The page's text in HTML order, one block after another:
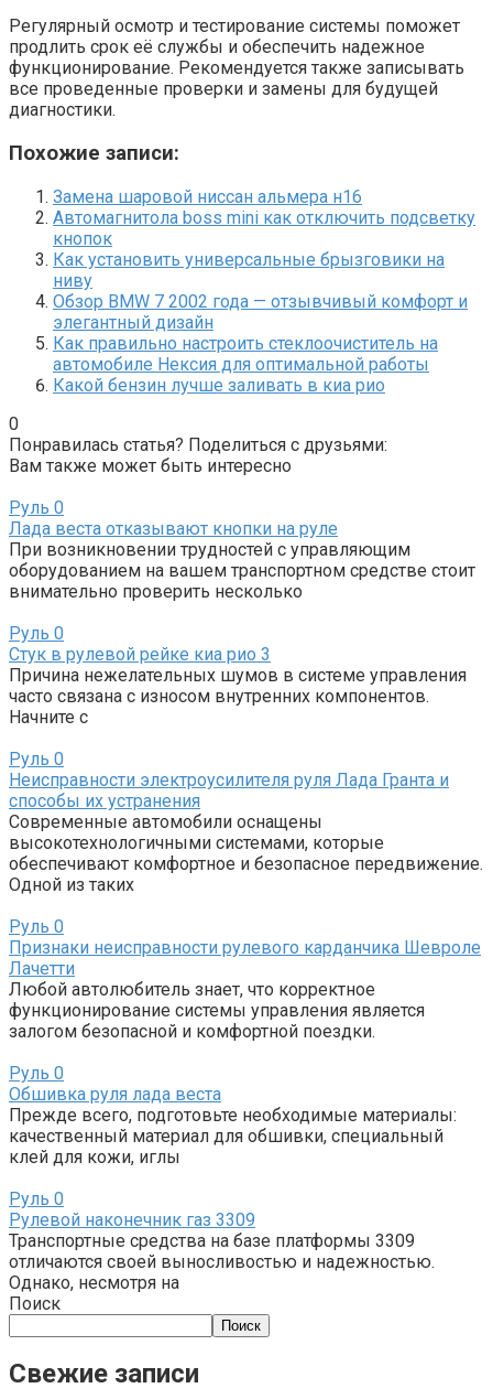
Регулярный осмотр и тестирование системы поможет
продлить срок её службы и обеспечить надежное
функционирование. Рекомендуется также записывать
все проведенные проверки и замены для будущей
диагностики.
Похожие записи:
Замена шаровой ниссан альмера н16
Автомагнитола boss mini как отключить подсветку
кнопок
Как установить универсальные брызговики на
ниву
Обзор BMW 7 2002 года — отзывчивый комфорт и
элегантный дизайн
Как правильно настроить стеклоочиститель на
автомобиле Нексия для оптимальной работы
Какой бензин лучше заливать в киа рио
0
Понравилась статья? Поделиться с друзьями:
Вам также может быть интересно
Руль 0
Лада веста отказывают кнопки на руле
При возникновении трудностей с управляющим
оборудованием на вашем транспортном средстве стоит
внимательно проверить несколько
Руль 0
Стук в рулевой рейке киа рио 3
Причина нежелательных шумов в системе управления
часто связана с износом внутренних компонентов.
Начните с
Руль 0
Неисправности электроусилителя руля Лада Гранта и
способы их устранения
Современные автомобили оснащены
высокотехнологичными системами, которые
обеспечивают комфортное и безопасное передвижение.
Одной из таких
Руль 0
Признаки неисправности рулевого карданчика Шевроле
Лачетти
Любой автолюбитель знает, что корректное
функционирование системы управления является
залогом безопасной и комфортной поездки.
Руль 0
Обшивка руля лада веста
Прежде всего, подготовьте необходимые материалы:
качественный материал для обшивки, специальный
клей для кожи, иглы
Руль 0
Рулевой наконечник газ 3309
Транспортные средства на базе платформы 3309
отличаются своей выносливостью и надежностью.
Однако, несмотря на
Поиск
Поиск
Свежие записи